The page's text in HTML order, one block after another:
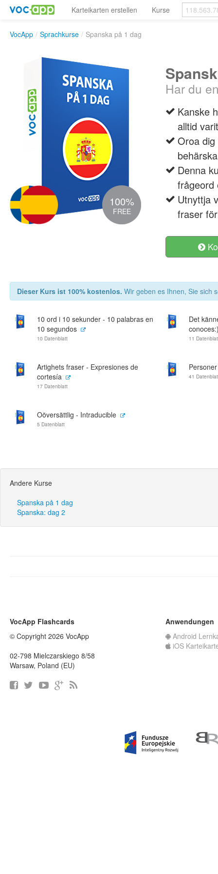
Karteikarten erstellen Kurse
VocApp / Sprachkurse / Spanska på 1 dag
100%
FREE
Har du
Kanske
alltid
Oroa
Denna
frågeord
Utnyttja
fraser
Dieser Kurs ist 100% kostenlos. Wir geben es Ihnen, Sie sich
10 ord i 10 sekunder - 10 palabras en
10 segundos
10 Datenblatt
Det
11
Artighets fraser - Expresiones de
cortesía
17 Datenblatt
41
Oöversättlig - Intraducible
5 Datenblatt
Andere Kurse
Spanska på 1 dag
Spanska: dag 2
VocApp Flashcards
© Copyright 2026 VocApp
02-798 Mielczarskiego 8/58
Warsaw, Poland (EU)
Anwendungen
Android
iOS